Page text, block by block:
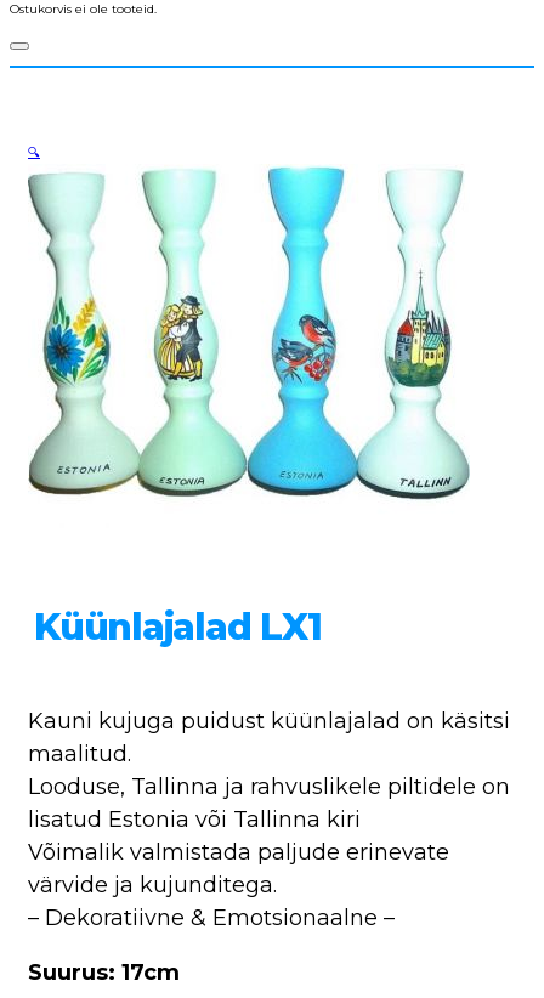
Ostukorvis ei ole tooteid.
Küünlajalad LX1
Kauni kujuga puidust küünlajalad on käsitsi
maalitud.
Looduse, Tallinna ja rahvuslikele piltidele on
lisatud Estonia või Tallinna kiri
Võimalik valmistada paljude erinevate
värvide ja kujunditega.
– Dekoratiivne & Emotsionaalne –
Suurus: 17cm
🔍